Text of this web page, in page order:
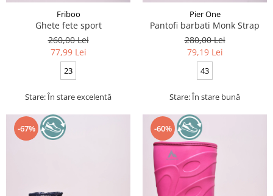
Friboo
Ghete fete sport
260,00 Lei
77,99 Lei
23
Stare: În stare excelentă
Pier One
Pantofi barbati Monk Strap
280,00 Lei
79,19 Lei
43
Stare: În stare bună
-67% -60%